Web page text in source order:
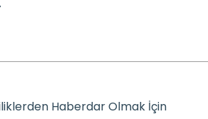
Haberdar Olmak İçin